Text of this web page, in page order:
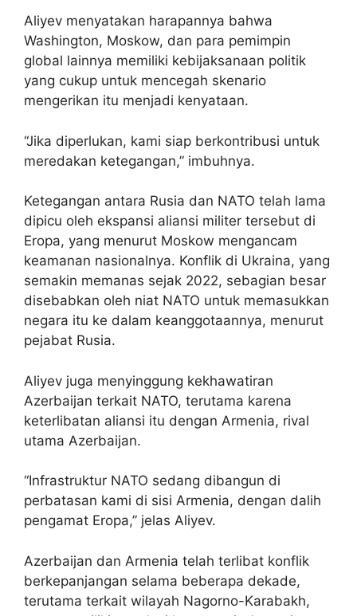
Aliyev menyatakan harapannya bahwa
Washington, Moskow, dan para pemimpin
global lainnya memiliki kebijaksanaan politik
yang cukup untuk mencegah skenario
mengerikan itu menjadi kenyataan.
“Jika diperlukan, kami siap berkontribusi untuk
meredakan ketegangan,” imbuhnya.
Ketegangan antara Rusia dan NATO telah lama
dipicu oleh ekspansi aliansi militer tersebut di
Eropa, yang menurut Moskow mengancam
keamanan nasionalnya. Konflik di Ukraina, yang
semakin memanas sejak 2022, sebagian besar
disebabkan oleh niat NATO untuk memasukkan
negara itu ke dalam keanggotaannya, menurut
pejabat Rusia.
Aliyev juga menyinggung kekhawatiran
Azerbaijan terkait NATO, terutama karena
keterlibatan aliansi itu dengan Armenia, rival
utama Azerbaijan.
“Infrastruktur NATO sedang dibangun di
perbatasan kami di sisi Armenia, dengan dalih
pengamat Eropa,” jelas Aliyev.
Azerbaijan dan Armenia telah terlibat konflik
berkepanjangan selama beberapa dekade,
terutama terkait wilayah Nagorno-Karabakh,